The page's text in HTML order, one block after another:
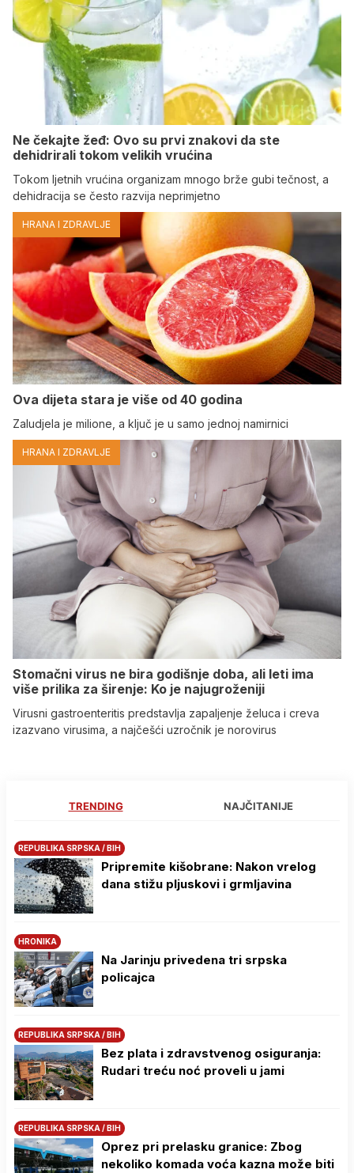
Ne čekajte žeđ: Ovo su prvi znakovi da ste
dehidrirali tokom velikih vrućina
Tokom ljetnih vrućina organizam mnogo brže gubi tečnost, a
dehidracija se često razvija neprimjetno
HRANA I ZDRAVLJE
Ova dijeta stara je više od 40 godina
Zaludjela je milione, a ključ je u samo jednoj namirnici
HRANA I ZDRAVLJE
Stomačni virus ne bira godišnje doba, ali leti ima
više prilika za širenje: Ko je najugroženiji
Virusni gastroenteritis predstavlja zapaljenje želuca i creva
izazvano virusima, a najčešći uzročnik je norovirus
TRENDING NAJČITANIJE
REPUBLIKA SRPSKA / BIH
Pripremite kišobrane: Nakon vrelog
dana stižu pljuskovi i grmljavina
HRONIKA
Na Јarinju privedena tri srpska
policajca
REPUBLIKA SRPSKA / BIH
Bez plata i zdravstvenog osiguranja:
Rudari treću noć proveli u jami
REPUBLIKA SRPSKA / BIH
Oprez pri prelasku granice: Zbog
nekoliko komada voća kazna može biti